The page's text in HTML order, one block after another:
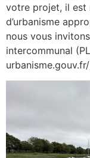
votre projet, il est
d’urbanisme
nous vous
intercommunal